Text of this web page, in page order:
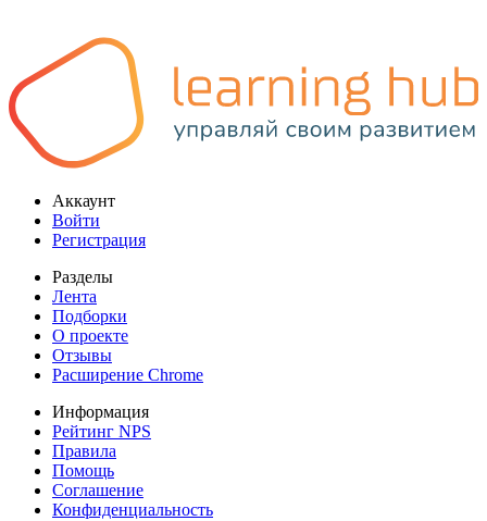
Аккаунт
Войти
Регистрация
Разделы
Лента
Подборки
О проекте
Отзывы
Расширение Chrome
Информация
Рейтинг NPS
Правила
Помощь
Соглашение
Конфиденциальность